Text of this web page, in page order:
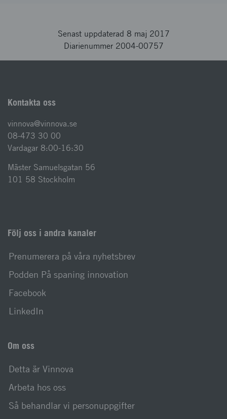
Senast uppdaterad 8 maj 2017
Diarienummer 2004-00757
Kontakta oss
vinnova@vinnova.se
08-473 30 00
Vardagar 8:00-16:30
Mäster Samuelsgatan 56
101 58 Stockholm
Följ oss i andra kanaler
Prenumerera på våra nyhetsbrev
Podden På spaning innovation
Facebook
LinkedIn
Om oss
Detta är Vinnova
Arbeta hos oss
Så behandlar vi personuppgifter